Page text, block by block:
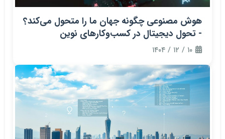
هوش مصنوعی چگونه جهان ما را متحول می‌کند؟
- تحول دیجیتال در کسب‌وکارهای نوین
۱۰ / ۱۲ / ۱۴۰۴